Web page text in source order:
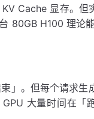
Cache 显存。但
80GB H100 理论
」。但每个请求生
大量时间在「